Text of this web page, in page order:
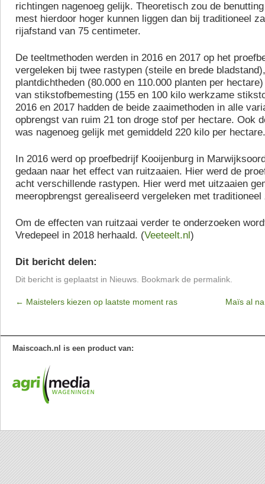
richtingen nagenoeg gelijk. Theoretisch zou de
mest hierdoor hoger kunnen liggen dan bij traditioneel
rijafstand van 75 centimeter.
De teeltmethoden werden in 2016 en 2017 op het
vergeleken bij twee rastypen (steile en brede
plantdichtheden (80.000 en 110.000 planten per
van stikstofbemesting (155 en 100 kilo werkzame
2016 en 2017 hadden de beide zaaimethoden in alle
opbrengst van ruim 21 ton droge stof per hectare. Ook
was nagenoeg gelijk met gemiddeld 220 kilo per hectare.
In 2016 werd op proefbedrijf Kooijenburg in
gedaan naar het effect van ruitzaaien. Hier werd de
acht verschillende rastypen. Hier werd met uitzaaien
meeropbrengst gerealiseerd vergeleken met traditioneel
Om de effecten van ruitzaai verder te onderzoeken
Vredepeel in 2018 herhaald. (Veeteelt.nl)
Dit bericht delen:
Dit bericht is geplaatst in Nieuws . Bookmark de permalink
← Maistelers kiezen op laatste moment ras Maïs al
Maiscoach.nl is een product van: